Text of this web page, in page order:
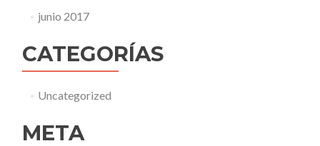
junio 2017
CATEGORÍAS
Uncategorized
META